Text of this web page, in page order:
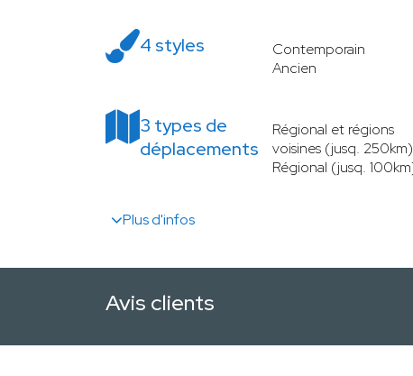
4 styles Contemporain
Ancien
3 types de
déplacements
Régional et régions
voisines (jusq. 250km)
Régional (jusq.
Plus d'infos
Avis clients